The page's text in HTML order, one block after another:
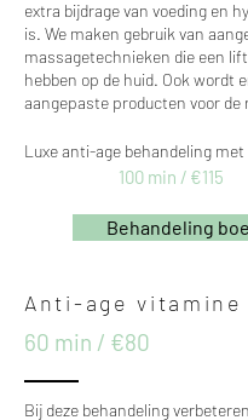
extra bijdrage van voeding en
is. We maken gebruik van
massagetechnieken die een
hebben op de huid. Ook wordt
aangepaste producten voor de
Luxe anti-age behandeling
100 min / €115
Behandeling
Anti-age vitamine
60 min / €80
Bij deze behandeling